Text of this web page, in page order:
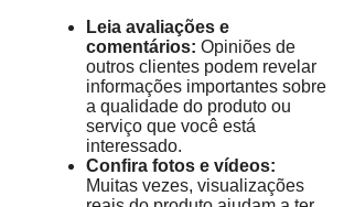
Leia avaliações e
comentários: Opiniões de
outros clientes podem revelar
informações importantes sobre
a qualidade do produto ou
serviço que você está
interessado.
Confira fotos e vídeos:
Muitas vezes, visualizações